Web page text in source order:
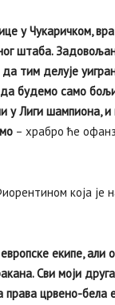
у Чукаричком,
штаба.
тим делује
будемо само
у Лиги шампиона,
– храбро ће
која је
екипе, али
Сви моји
црвено-бела